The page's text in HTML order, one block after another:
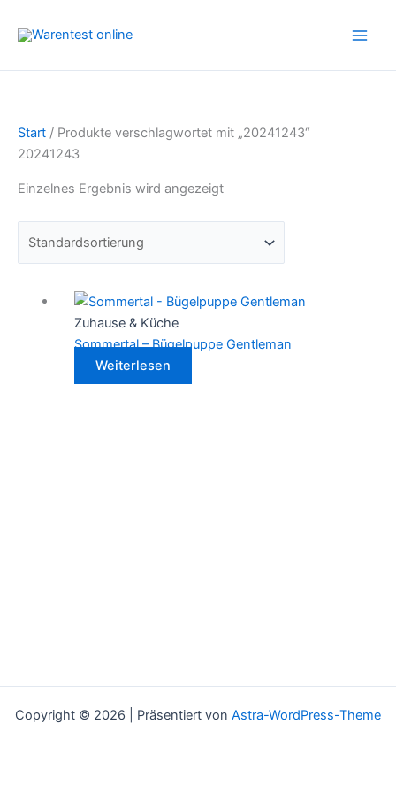
Inhalt
Start / Produkte verschlagwortet mit „20241243“
20241243
Einzelnes Ergebnis wird angezeigt
Zuhause & Küche
Sommertal – Bügelpuppe Gentleman
Weiterlesen
Copyright © 2026 | Präsentiert von Astra-WordPress-Theme